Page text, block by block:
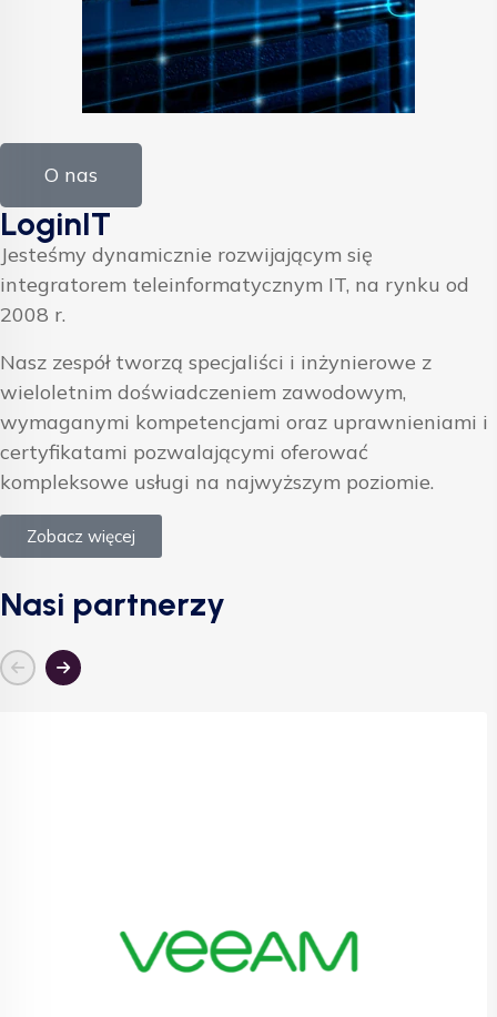
O nas
LoginIT
Jesteśmy dynamicznie rozwijającym się
integratorem teleinformatycznym IT, na rynku od
2008 r.
Nasz zespół tworzą specjaliści i inżynierowe z
wieloletnim doświadczeniem zawodowym,
wymaganymi kompetencjami oraz uprawnieniami i
certyfikatami pozwalającymi oferować
kompleksowe usługi na najwyższym poziomie.
Zobacz więcej
Nasi partnerzy